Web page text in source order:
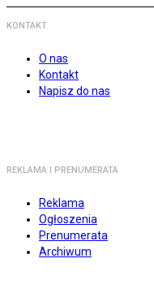
KONTAKT
O nas
Kontakt
Napisz do nas
REKLAMA I PRENUMERATA
Reklama
Ogłoszenia
Prenumerata
Archiwum